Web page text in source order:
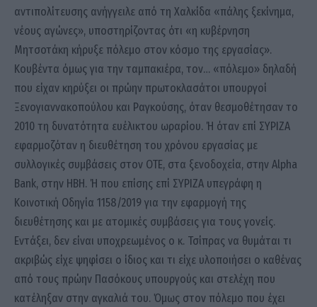
αντιπολίτευσης ανήγγειλε από τη Χαλκίδα «πάλης ξεκίνημα,
νέους αγώνες», υποστηρίζοντας ότι «η κυβέρνηση
Μητσοτάκη κήρυξε πόλεμο στον κόσμο της εργασίας».
Κουβέντα όμως για την ταμπακιέρα, τον… «πόλεμο» δηλαδή
που είχαν κηρύξει οι πρώην πρωτοκλασάτοι υπουργοί
Ξενογιαννακοπούλου και Ραγκούσης, όταν θεσμοθέτησαν το
2010 τη δυνατότητα ευέλικτου ωραρίου. Ή όταν επί ΣΥΡΙΖΑ
εφαρμοζόταν η διευθέτηση του χρόνου εργασίας με
συλλογικές συμβάσεις στον ΟΤΕ, στα ξενοδοχεία, στην Alpha
Bank, στην ΗΒΗ. Ή που επίσης επί ΣΥΡΙΖΑ υπεγράφη η
Κοινοτική Οδηγία 1158/2019 για την εφαρμογή της
διευθέτησης και με ατομικές συμβάσεις για τους γονείς.
Εντάξει, δεν είναι υποχρεωμένος ο κ. Τσίπρας να θυμάται τι
ακριβώς είχε ψηφίσει ο ίδιος και τι είχε υλοποιήσει ο καθένας
από τους πρώην Πασόκους υπουργούς και στελέχη που
κατέληξαν στην αγκαλιά του. Όμως στον πόλεμο που έχει